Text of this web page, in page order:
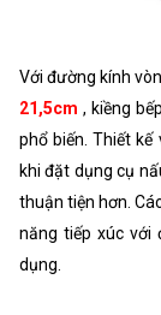
Với đường kính
21,5cm , kiềng
phổ biến. Thiết
khi đặt dụng cụ
thuận tiện hơn.
năng tiếp xúc với
dụng.